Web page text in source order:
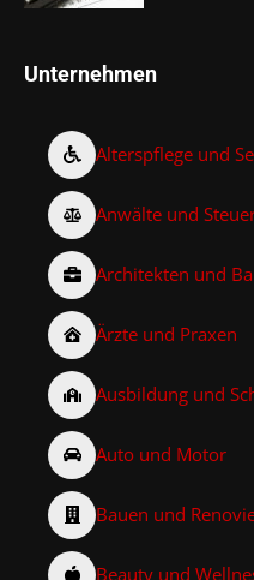
Unternehmen
Alterspflege und
Anwälte und
Architekten und
Ärzte und Praxen
Ausbildung und
Auto und Motor
Bauen und
Beauty und